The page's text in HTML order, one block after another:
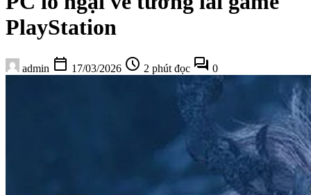
PlayStation
admin calendar_today 17/03/2026 schedule 2 phút đọc forum 0